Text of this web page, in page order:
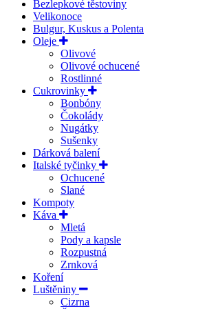
Bezlepkové těstoviny
Velikonoce
Bulgur, Kuskus a Polenta
Oleje
Olivové
Olivové ochucené
Rostlinné
Cukrovinky
Bonbóny
Čokolády
Nugátky
Sušenky
Dárková balení
Italské tyčinky
Ochucené
Slané
Kompoty
Káva
Mletá
Pody a kapsle
Rozpustná
Zrnková
Koření
Luštěniny
Cizrna